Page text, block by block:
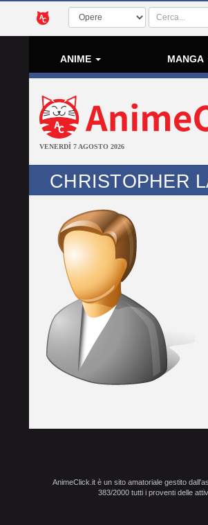
ANIME MANGA
VENERDÌ 7 AGOSTO 2026
CHRISTOPHER
AnimeClick.it è un sito amatoriale gestito
383/2000 tutti i proventi delle